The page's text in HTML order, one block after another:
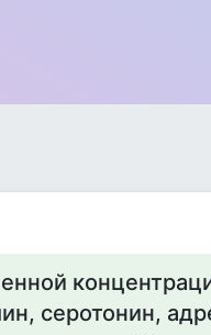
серотонин,